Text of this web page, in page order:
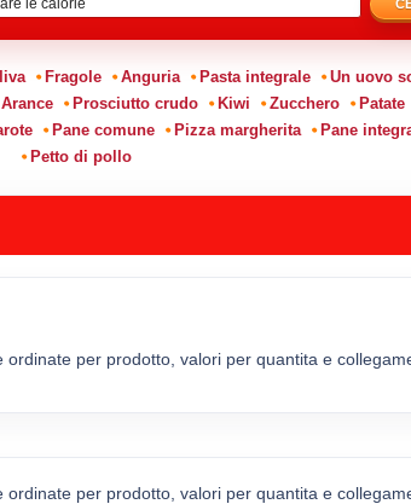
Fragole Anguria Pasta integrale
Un uovo
Arance Prosciutto crudo Kiwi Zucchero
Patate
Pane comune Pizza margherita
Pane
Petto di pollo
per prodotto, valori per quantita e
per prodotto, valori per quantita e